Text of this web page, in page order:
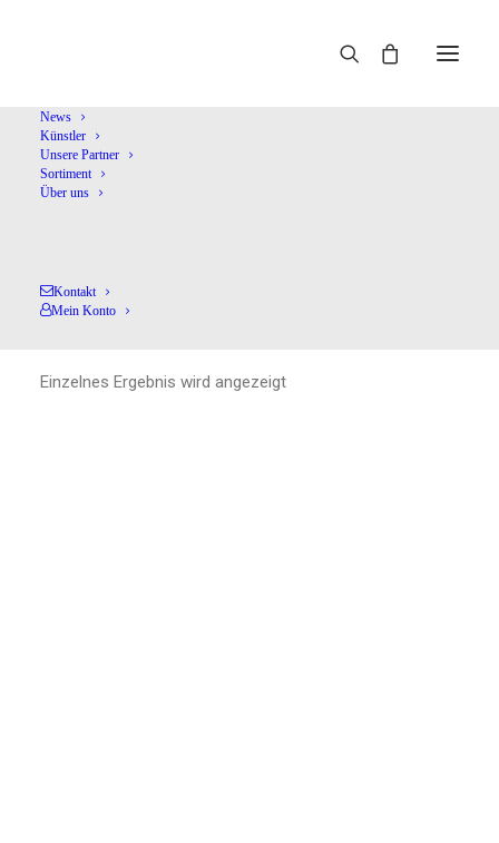
News
Künstler
Unsere Partner
Sortiment
Über uns
Kontakt
Mein Konto
Aldwell,Edward
Einzelnes Ergebnis wird angezeigt